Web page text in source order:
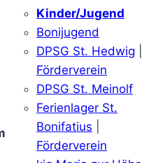
Kinder/Jugend
Bonijugend
DPSG St. Hedwig
Förderverein
DPSG St. Meinolf
Ferienlager St.
Bonifatius
Förderverein